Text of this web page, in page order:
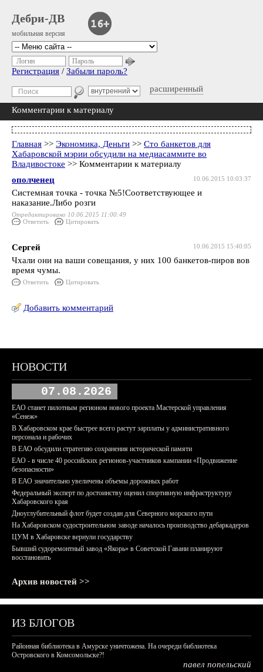
Дебри-ДВ
мобильная версия
расширенный
Логин Пароль
Регистрация / Забыли пароль?
Комментарии к материалу
Главная >> Экономика, Деньги >> Сто банкетов для
Хабаровской мэрии обсудили на медиасаммите во
Владивостоке >> Комментарии к материалу
10.06.2015 10:03:37
ополченец
Системная точка - точка №5!Соответствующее и
наказание.Либо розги
Отредактировано 10.06.2015 11:00:49
Ответить
Цитировать
10.06.2015 15:40:05
Сергей
Чхали они на ваши совещания, у них 100 банкетов-пиров вов
время чумы.
Ответить Цитировать
Добавить комментарий
НОВОСТИ
07.08.2026
ЕАО станет пилотным регионом нового проекта Мастерской управления
«Сенеж»
В Хабаровском крае быстрее всего растут зарплаты у административного
персонала и рабочих
В ЕАО обсудили стратегию сохранения исторической памяти
ЕАО - в числе 40 российских регионов-участников кампании «Продвижение
безопасности»
В ЕАО значительно увеличены объемы дорожных работ
Федеральный эксперт по достоинству оценил спортивную инфраструктуру
Хабаровского края
Дноуглубительный флот будет создан для Северного морского пути
На Хабаровском судостроительном заводе началось производство дебаркадеров
ЦУМ в Хабаровске вернули государству
Бывший судоремонтный завод «Якорь» в Советской Гавани планируют
восстановить
Архив новостей >>
ИЗ БЛОГОВ
Районная библиотека в Амурске уничтожена. На очереди библиотека
Островского в Комсомольске?!
павел попельский